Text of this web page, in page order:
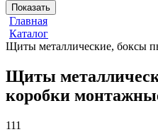
Показать
Главная
Каталог
Щиты металлические, боксы
Щиты
коробки
111